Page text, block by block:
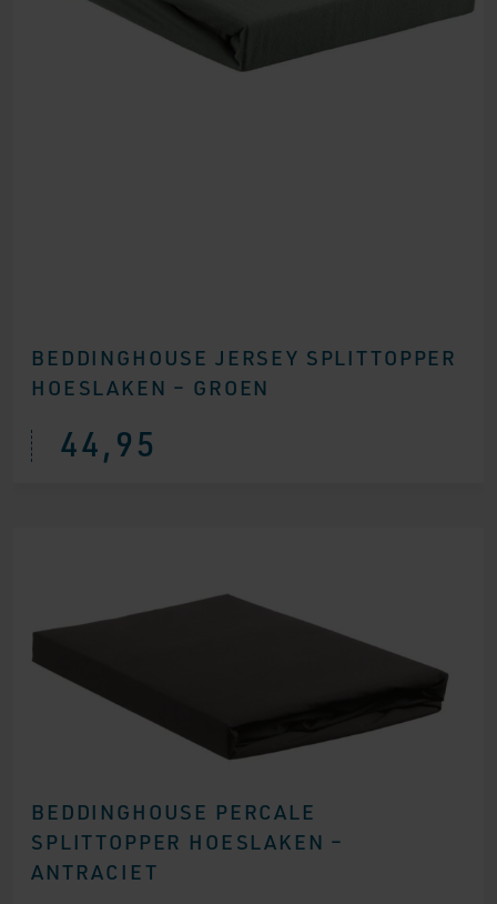
BEDDINGHOUSE JERSEY SPLITTOPPER
HOESLAKEN – GROEN
44,95
BEDDINGHOUSE PERCALE
SPLITTOPPER HOESLAKEN –
ANTRACIET